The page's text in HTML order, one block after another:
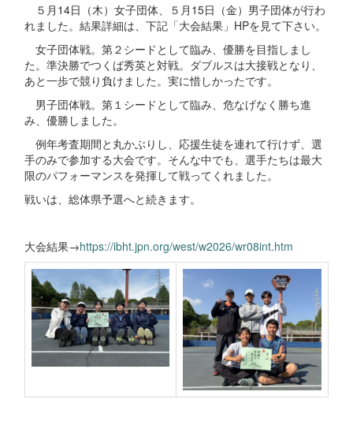
５月14日（木）女子団体、５月15日（金）男子団体が行わ
れました。結果詳細は、下記「大会結果」HPを見て下さい。
女子団体戦。第２シードとして臨み、優勝を目指しまし
た。準決勝でつくば秀英と対戦。ダブルスは大接戦となり、
あと一歩で競り負けました。実に惜しかったです。
男子団体戦。第１シードとして臨み、危なげなく勝ち進
み、優勝しました。
例年考査期間と丸かぶりし、応援生徒を連れて行けず、選
手のみで参加する大会です。そんな中でも、選手たちは最大
限のパフォーマンスを発揮して戦ってくれました。
戦いは、総体県予選へと続きます。
大会結果→https://ibht.jpn.org/west/w2026/wr08int.htm